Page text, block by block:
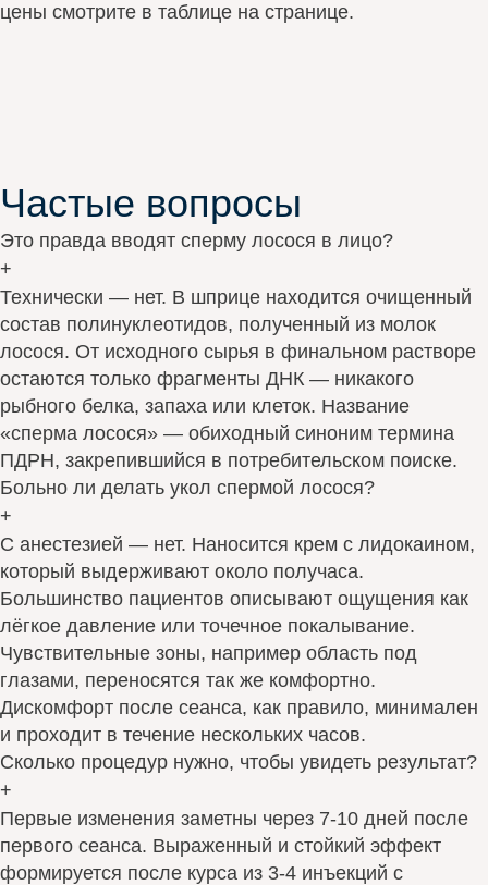
цены смотрите в таблице на странице.
Частые вопросы
Это правда вводят сперму лосося в лицо?
+
Технически — нет. В шприце находится очищенный
состав полинуклеотидов, полученный из молок
лосося. От исходного сырья в финальном растворе
остаются только фрагменты ДНК — никакого
рыбного белка, запаха или клеток. Название
«сперма лосося» — обиходный синоним термина
ПДРН, закрепившийся в потребительском поиске.
Больно ли делать укол спермой лосося?
+
С анестезией — нет. Наносится крем с лидокаином,
который выдерживают около получаса.
Большинство пациентов описывают ощущения как
лёгкое давление или точечное покалывание.
Чувствительные зоны, например область под
глазами, переносятся так же комфортно.
Дискомфорт после сеанса, как правило, минимален
и проходит в течение нескольких часов.
Сколько процедур нужно, чтобы увидеть результат?
+
Первые изменения заметны через 7-10 дней после
первого сеанса. Выраженный и стойкий эффект
формируется после курса из 3-4 инъекций с